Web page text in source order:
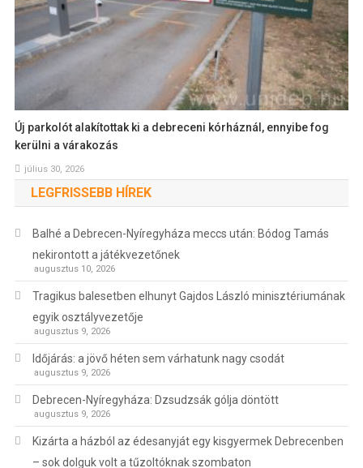
Új parkolót alakítottak ki a debreceni kórháznál, ennyibe fog
kerülni a várakozás
július 30, 2026
LEGFRISSEBB HÍREK
Balhé a Debrecen-Nyíregyháza meccs után: Bódog Tamás
nekirontott a játékvezetőnek
augusztus 10, 2026
Tragikus balesetben elhunyt Gajdos László minisztériumának
egyik osztályvezetője
augusztus 9, 2026
Időjárás: a jövő héten sem várhatunk nagy csodát
augusztus 9, 2026
Debrecen-Nyíregyháza: Dzsudzsák gólja döntött
augusztus 9, 2026
Kizárta a házból az édesanyját egy kisgyermek Debrecenben
– sok dolguk volt a tűzoltóknak szombaton